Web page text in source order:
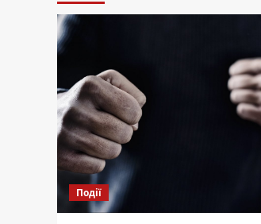
Події